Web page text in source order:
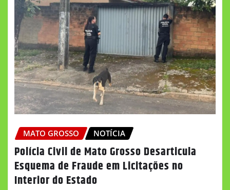
MATO GROSSO NOTÍCIA
Polícia Civil de Mato Grosso Desarticula
Esquema de Fraude em Licitações no
Interior do Estado